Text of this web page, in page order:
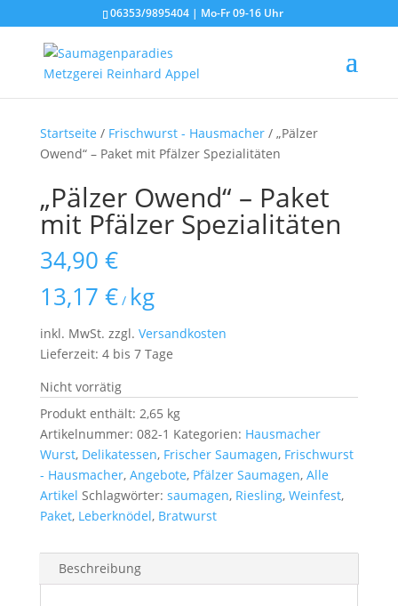
06353/9895404 | Mo-Fr 09-16 Uhr
Startseite / Frischwurst - Hausmacher/ „Pälzer
Owend“ – Paket mit Pfälzer Spezialitäten
„Pälzer Owend“ – Paket
mit Pfälzer Spezialitäten
34,90 €
13,17 €/ kg
inkl. MwSt. zzgl. Versandkosten
Lieferzeit: 4 bis 7 Tage
Nicht vorrätig
Produkt enthält: 2,65 kg
Artikelnummer: 082-1 Kategorien: Hausmacher
Wurst, Delikatessen, Frischer Saumagen, Frischwurst
- Hausmacher, Angebote, Pfälzer Saumagen, Alle
Artikel Schlagwörter: saumagen, Riesling, Weinfest,
Paket, Leberknödel, Bratwurst
Beschreibung